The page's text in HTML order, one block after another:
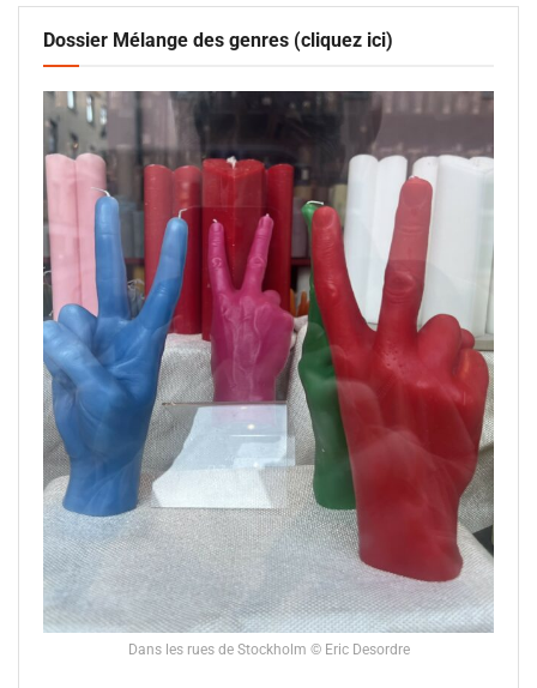
Dossier Mélange des genres (cliquez ici)
Dans les rues de Stockholm © Eric Desordre